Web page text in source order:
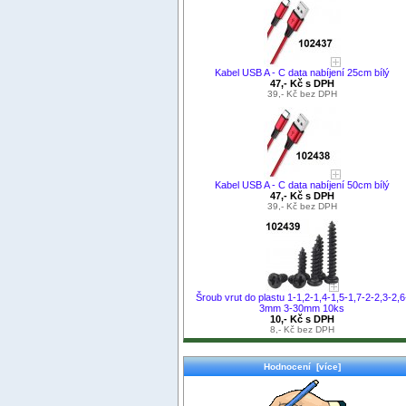
Kabel USB A - C data nabíjení 25cm bílý
47,- Kč s DPH
39,- Kč bez DPH
Kabel USB A - C data nabíjení 50cm bílý
47,- Kč s DPH
39,- Kč bez DPH
Šroub vrut do plastu 1-1,2-1,4-1,5-1,7-2-2,3-
3mm 3-30mm 10ks
10,- Kč s DPH
8,- Kč bez DPH
Hodnocení [více]